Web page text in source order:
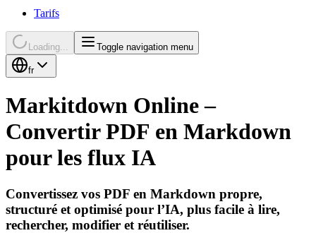
Tarifs
Loading... Toggle navigation menu
fr
Markitdown Online –
Convertir PDF en Markdown
pour les flux IA
Convertissez vos PDF en Markdown propre,
structuré et optimisé pour l’IA, plus facile à lire,
rechercher, modifier et réutiliser.